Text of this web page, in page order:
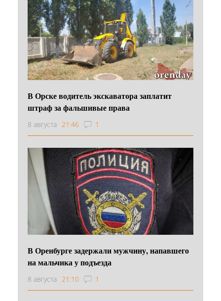
В Орске водитель экскаватора заплатит
штраф за фальшивые права
8 августа 21:46 1
В Оренбурге задержали мужчину, напавшего
на мальчика у подъезда
8 августа 21:10 1